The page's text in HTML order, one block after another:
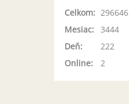
Online: 2
Celkom: 296646
Mesiac:
3444
Deň:
222